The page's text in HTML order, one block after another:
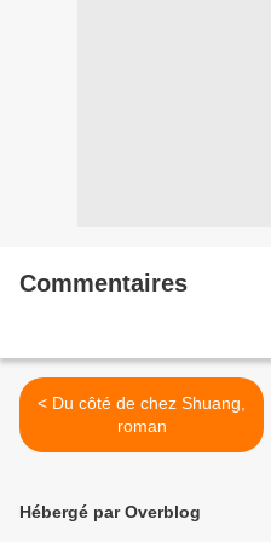
Commentaires
< Du côté de chez Shuang,
roman
Hébergé par Overblog